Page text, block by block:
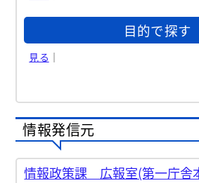
目的で探す
見る ｜
情報発信元
情報政策課 広報室(第一庁